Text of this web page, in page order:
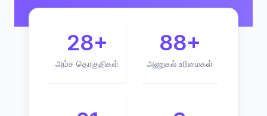
28+
அம்ச தொகுதிகள்
88+
அணுகல் உரிமைகள்